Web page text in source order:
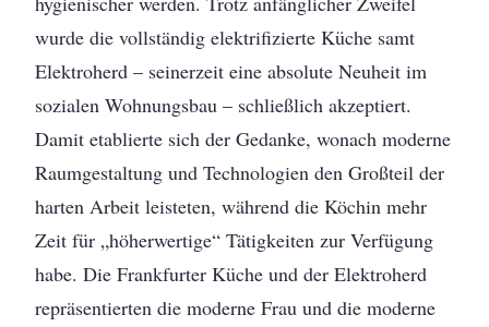
wurde die vollständig elektrifizierte Küche samt
Elektroherd – seinerzeit eine absolute Neuheit im
sozialen Wohnungsbau – schließlich akzeptiert.
Damit etablierte sich der Gedanke, wonach moderne
Raumgestaltung und Technologien den Großteil der
harten Arbeit leisteten, während die Köchin mehr
Zeit für „höherwertige“ Tätigkeiten zur Verfügung
habe. Die Frankfurter Küche und der Elektroherd
repräsentierten die moderne Frau und die moderne